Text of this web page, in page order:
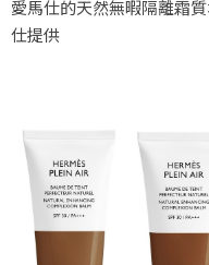
愛馬仕的天然無暇隔離霜
仕提供